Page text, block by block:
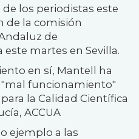
los periodistas este
de la comisión
de
martes en Sevilla.
en sí, Mantell ha
funcionamiento"
la Calidad Científica
ACCUA
ejemplo a las